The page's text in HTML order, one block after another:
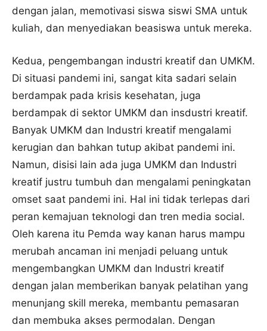
dengan jalan, memotivasi siswa siswi SMA untuk
kuliah, dan menyediakan beasiswa untuk mereka.
Kedua, pengembangan industri kreatif dan UMKM.
Di situasi pandemi ini, sangat kita sadari selain
berdampak pada krisis kesehatan, juga
berdampak di sektor UMKM dan insdustri kreatif.
Banyak UMKM dan Industri kreatif mengalami
kerugian dan bahkan tutup akibat pandemi ini.
Namun, disisi lain ada juga UMKM dan Industri
kreatif justru tumbuh dan mengalami peningkatan
omset saat pandemi ini. Hal ini tidak terlepas dari
peran kemajuan teknologi dan tren media social.
Oleh karena itu Pemda way kanan harus mampu
merubah ancaman ini menjadi peluang untuk
mengembangkan UMKM dan Industri kreatif
dengan jalan memberikan banyak pelatihan yang
menunjang skill mereka, membantu pemasaran
dan membuka akses permodalan. Dengan